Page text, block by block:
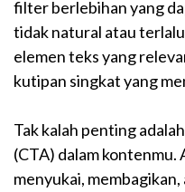
filter berlebihan yang
tidak natural atau terlalu
elemen teks yang
kutipan singkat yang
Tak kalah penting
(CTA) dalam
menyukai,